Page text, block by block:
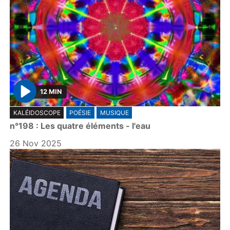
P
l
a
y
12 MIN
KALÉIDOSCOPE POÉSIE MUSIQUE
n°198 : Les quatre éléments - l'eau
26 Nov 2025